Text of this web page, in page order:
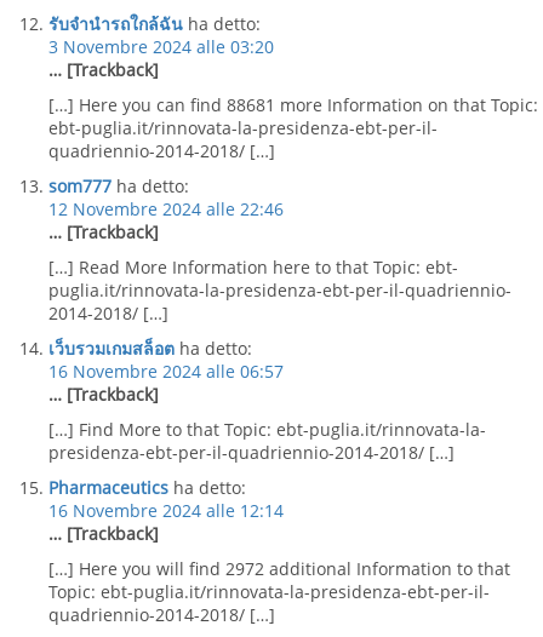
รับจำนำรถใกล้ฉัน ha detto:
3 Novembre 2024 alle 03:20
… [Trackback]
[…] Here you can find 88681 more Information on that Topic:
ebt-puglia.it/rinnovata-la-presidenza-ebt-per-il-
quadriennio-2014-2018/ […]
som777 ha detto:
12 Novembre 2024 alle 22:46
… [Trackback]
[…] Read More Information here to that Topic: ebt-
puglia.it/rinnovata-la-presidenza-ebt-per-il-quadriennio-
2014-2018/ […]
เว็บรวมเกมสล็อต ha detto:
16 Novembre 2024 alle 06:57
… [Trackback]
[…] Find More to that Topic: ebt-puglia.it/rinnovata-la-
presidenza-ebt-per-il-quadriennio-2014-2018/ […]
Pharmaceutics ha detto:
16 Novembre 2024 alle 12:14
… [Trackback]
[…] Here you will find 2972 additional Information to that
Topic: ebt-puglia.it/rinnovata-la-presidenza-ebt-per-il-
quadriennio-2014-2018/ […]